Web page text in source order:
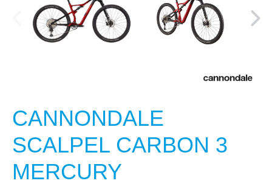
CANNONDALE
SCALPEL CARBON 3
MERCURY